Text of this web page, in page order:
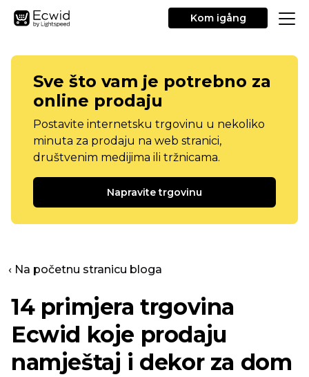
Kom igång
Sve što vam je potrebno za
online prodaju
Postavite internetsku trgovinu u nekoliko
minuta za prodaju na web stranici,
društvenim medijima ili tržnicama.
Napravite trgovinu
‹ Na početnu stranicu bloga
14 primjera trgovina
Ecwid koje prodaju
namještaj i dekor za dom